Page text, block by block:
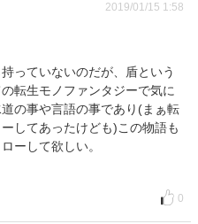
2019/01/15 1:58
っていないのだが、盾という
転生モノファンタジーで気に
の事や言語の事であり(まぁ転
してあったけども)この物語も
ーして欲しい。
0